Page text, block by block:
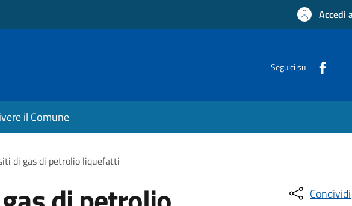
Accedi
Seguici su
il Comune
di gas di petrolio liquefatti
Condividi